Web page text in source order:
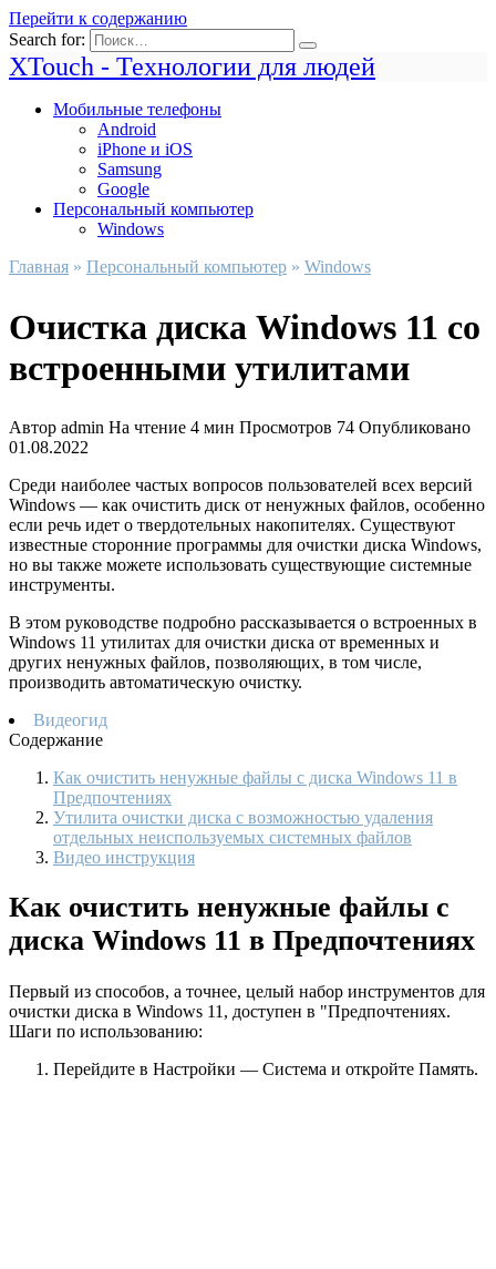
Перейти к содержанию
Search for:
XTouch - Технологии для людей
Мобильные телефоны
Android
iPhone и iOS
Samsung
Google
Персональный компьютер
Windows
Главная » Персональный компьютер » Windows
Очистка диска Windows 11 со
встроенными утилитами
Автор admin На чтение 4 мин Просмотров 74 Опубликовано
01.08.2022
Среди наиболее частых вопросов пользователей всех версий
Windows — как очистить диск от ненужных файлов, особенно
если речь идет о твердотельных накопителях. Существуют
известные сторонние программы для очистки диска Windows,
но вы также можете использовать существующие системные
инструменты.
В этом руководстве подробно рассказывается о встроенных в
Windows 11 утилитах для очистки диска от временных и
других ненужных файлов, позволяющих, в том числе,
производить автоматическую очистку.
Видеогид
Содержание
Как очистить ненужные файлы с диска Windows 11 в
Предпочтениях
Утилита очистки диска с возможностью удаления
отдельных неиспользуемых системных файлов
Видео инструкция
Как очистить ненужные файлы с
диска Windows 11 в Предпочтениях
Первый из способов, а точнее, целый набор инструментов для
очистки диска в Windows 11, доступен в "Предпочтениях.
Шаги по использованию:
Перейдите в Настройки — Система и откройте Память.